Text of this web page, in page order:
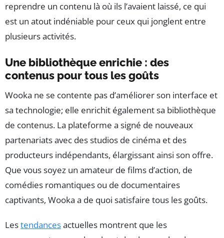
reprendre un contenu là où ils l’avaient laissé, ce qui
est un atout indéniable pour ceux qui jonglent entre
plusieurs activités.
Une bibliothèque enrichie : des
contenus pour tous les goûts
Wooka ne se contente pas d’améliorer son interface et
sa technologie; elle enrichit également sa bibliothèque
de contenus. La plateforme a signé de nouveaux
partenariats avec des studios de cinéma et des
producteurs indépendants, élargissant ainsi son offre.
Que vous soyez un amateur de films d’action, de
comédies romantiques ou de documentaires
captivants, Wooka a de quoi satisfaire tous les goûts.
Lestendancesactuelles montrent que les